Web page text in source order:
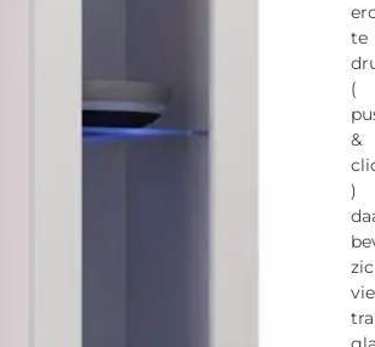
te
(
&
)